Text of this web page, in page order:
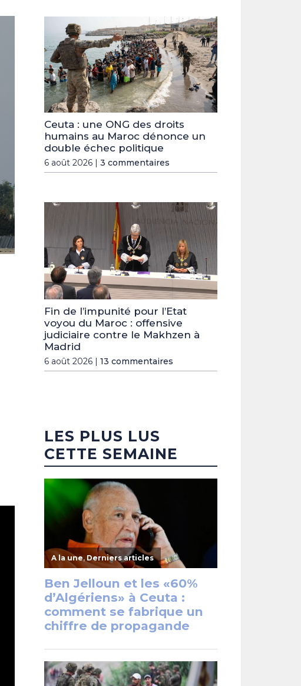
Ceuta : une ONG des droits
humains au Maroc dénonce un
double échec politique
6 août 2026 | 3 commentaires
Fin de l’impunité pour l’Etat
voyou du Maroc : offensive
judiciaire contre le Makhzen à
Madrid
6 août 2026 | 13 commentaires
LES PLUS LUS
CETTE SEMAINE